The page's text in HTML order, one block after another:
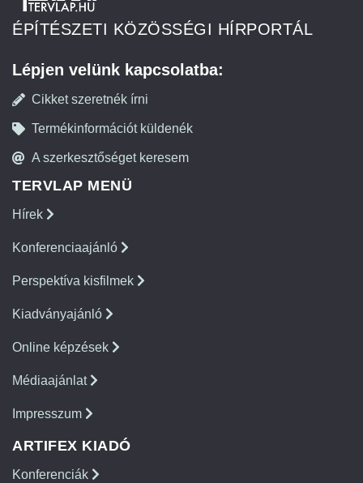
ÉPÍTÉSZETI KÖZÖSSÉGI HÍRPORTÁL
Lépjen velünk kapcsolatba:
Cikket szeretnék írni
Termékinformációt küldenék
A szerkesztőséget keresem
TERVLAP MENÜ
Hírek
Konferenciaajánló
Perspektíva kisfilmek
Kiadványajánló
Online képzések
Médiaajánlat
Impresszum
ARTIFEX KIADÓ
Konferenciák